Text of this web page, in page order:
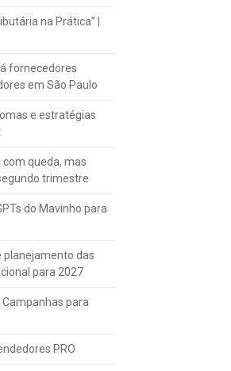
na Prática” |
fornecedores
em São Paulo
e estratégias
queda, mas
trimestre
do Mavinho para
planejamento das
para 2027
Campanhas para
PRO